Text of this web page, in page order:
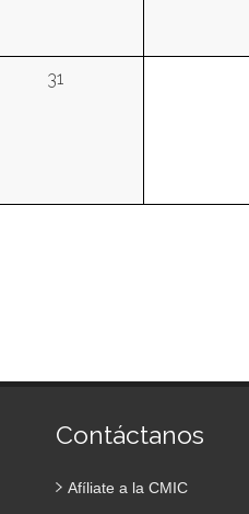
31
Contáctanos
Afíliate a la CMIC